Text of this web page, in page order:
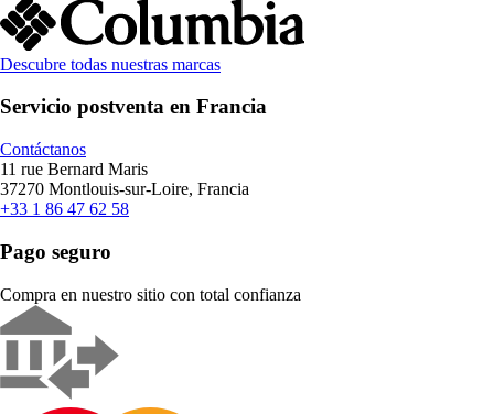
Descubre todas nuestras marcas
Servicio postventa en Francia
Contáctanos
11 rue Bernard Maris
37270 Montlouis-sur-Loire, Francia
+33 1 86 47 62 58
Pago seguro
Compra en nuestro sitio con total confianza